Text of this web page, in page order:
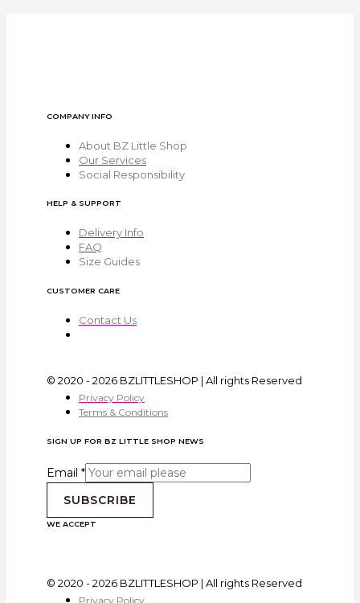
COMPANY INFO
About BZ Little Shop
Our Services
Social Responsibility
HELP & SUPPORT
Delivery Info
FAQ
Size Guides
CUSTOMER CARE
Contact Us
© 2020 - 2026 BZLITTLESHOP | All rights Reserved
Privacy Policy
Terms & Conditions
SIGN UP FOR BZ LITTLE SHOP NEWS
Email *
SUBSCRIBE
WE ACCEPT
© 2020 - 2026 BZLITTLESHOP | All rights Reserved
Privacy Policy